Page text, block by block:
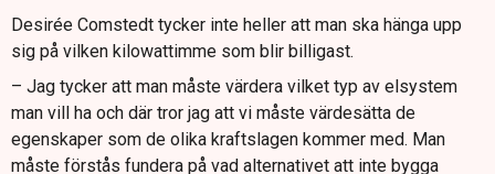
Desirée Comstedt tycker inte heller att man ska hänga upp
sig på vilken kilowattimme som blir billigast.
– Jag tycker att man måste värdera vilket typ av elsystem
man vill ha och där tror jag att vi måste värdesätta de
egenskaper som de olika kraftslagen kommer med. Man
måste förstås fundera på vad alternativet att inte bygga